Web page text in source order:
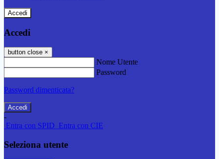
Accedi
Accedi
button close ×
Nome Utente
Password
Password dimenticata?
-
Entra con SPID Entra con CIE
Seleziona utente